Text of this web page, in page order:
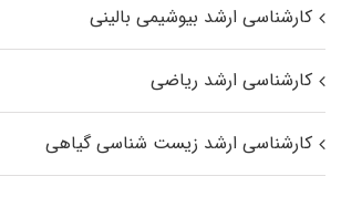
کارشناسی ارشد بیوشیمی بالینی
کارشناسی ارشد ریاضی
کارشناسی ارشد زیست‌ شناسی گیاهی